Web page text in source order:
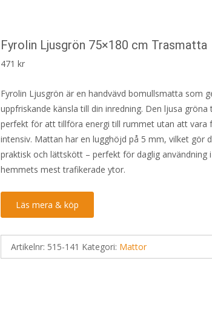
Fyrolin Ljusgrön 75×180 cm Trasmatta
471kr
Fyrolin Ljusgrön är en handvävd bomullsmatta som
uppfriskande känsla till din inredning. Den ljusa gröna
perfekt för att tillföra energi till rummet utan att vara
intensiv. Mattan har en lugghöjd på 5 mm, vilket gör
praktisk och lättskött – perfekt för daglig användning i
hemmets mest trafikerade ytor.
Läs mera & köp
Artikelnr: 515-141 Kategori: Mattor